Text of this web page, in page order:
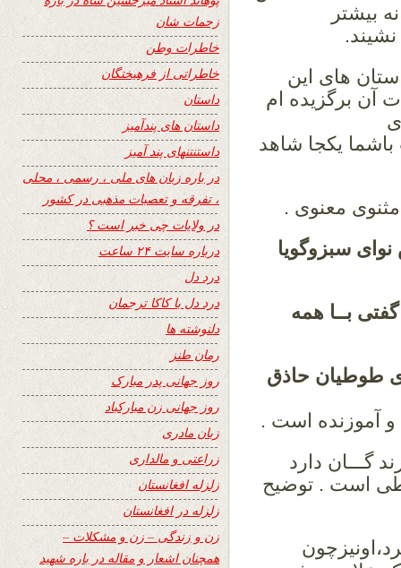
بیشتر
های این
آن برگزیده ام
یکجا شاهد
معنوی .
سبزوگویا
بــا همه
طوطیان حاذق
و آموزنده است .
دارد
است . توضیح
زحمات شان
خاطرات وطن
خاطراتی از فرهیختگان
داستان
داستان های پندآمیز
داستنتنهای پند آمیز
در باره زبان های ملی ، رسمی ، محلی
، تفرقه و تعصبات مذهبی در کشور
در ولایات چی خبر است ؟
درباره سایت ۲۴ ساعت
درد دل
درد دل با کاکا ترجمان
دلنوشته ها
رمان طنز
روز جهانی پدر مبارک
روز جهانی زن مبارکباد
زبان مادری
زراعتی و مالداری
زلزله افغانستان
زلزله در افغانستان
زن و زندگی – زن و مشکلات –
همچنان اشعار و مقاله در باره شهید